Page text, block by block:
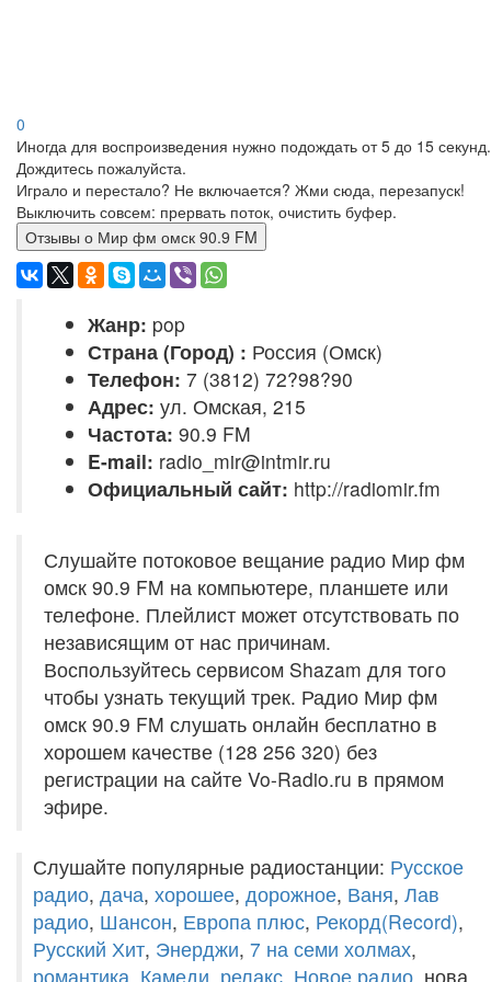
0
Иногда для воспроизведения нужно подождать от 5 до 15 секунд.
Дождитесь пожалуйста.
Играло и перестало? Не включается? Жми сюда, перезапуск!
Выключить совсем: прервать поток, очистить буфер.
Отзывы о Мир фм омск 90.9 FM
Жанр: pop
Страна (Город) : Россия (Омск)
Телефон: 7 (3812) 72?98?90
Адрес: ул. Омская, 215
Частота: 90.9 FM
E-mail: radio_mir@intmir.ru
Официальный сайт: http://radiomir.fm
Слушайте потоковое вещание радио Мир фм
омск 90.9 FM на компьютере, планшете или
телефоне. Плейлист может отсутствовать по
независящим от нас причинам.
Воспользуйтесь сервисом Shazam для того
чтобы узнать текущий трек. Радио Мир фм
омск 90.9 FM слушать онлайн бесплатно в
хорошем качестве (128 256 320) без
регистрации на сайте Vo-Radio.ru в прямом
эфире.
Слушайте популярные радиостанции: Русское
радио, дача, хорошее, дорожное, Ваня, Лав
радио, Шансон, Европа плюс, Рекорд(Record),
Русский Хит, Энерджи, 7 на семи холмах,
романтика Камеди релакс Новое радио , нова,